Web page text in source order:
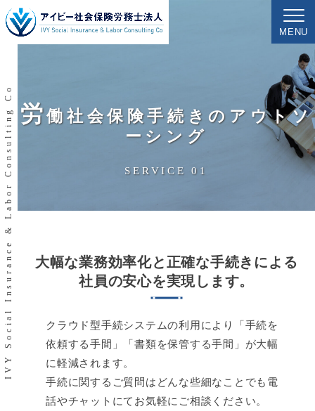
MENU
IVY Social Insurance & Labor Consulting Co 労働社会保険手続きのアウトソ
ーシング
SERVICE 01
大幅な業務効率化と正確な手続きによる
社員の安心を実現します。
クラウド型手続システムの利用により「手続を
依頼する手間」「書類を保管する手間」が大幅
に軽減されます。
手続に関するご質問はどんな些細なことでも電
話やチャットにてお気軽にご相談ください。